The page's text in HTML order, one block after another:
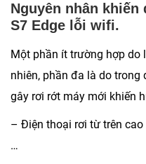
Nguyên nhân khiến
S7 Edge lỗi wifi.
Một phần ít trường hợp do
nhiên, phần đa là do
gây rơi rớt máy mới khiến
– Điện thoại rơi từ trên cao
…